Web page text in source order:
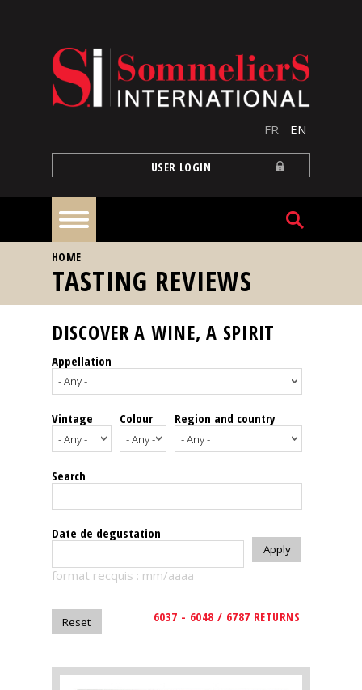
FR EN
USER LOGIN
Home
Our
events
Spirits
Tasting
reviews
The
magazine
Magazine
YOU ARE HERE
HOME
TASTING REVIEWS
DISCOVER A WINE, A SPIRIT
Appellation
Vintage Colour Region and country
Search
Date de degustation
format recquis : mm/aaaa
6037 - 6048 / 6787 RETURNS